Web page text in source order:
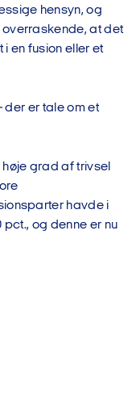
hensyn, og
at det
en fusion eller et
der er tale om et
høje grad af trivsel
havde i
og denne er nu